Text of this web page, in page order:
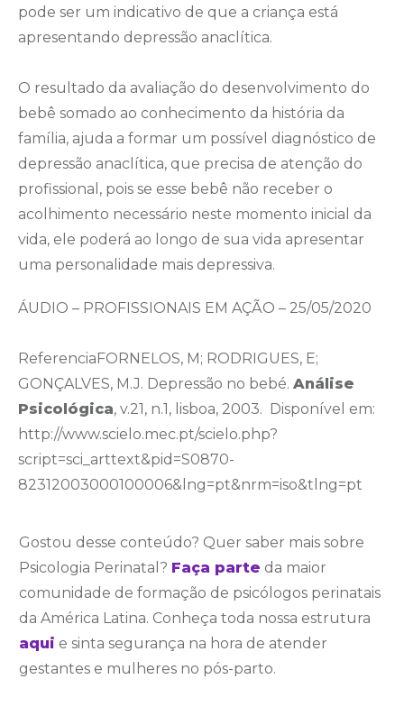
pode ser um indicativo de que a criança está
apresentando depressão anaclítica.
O resultado da avaliação do desenvolvimento do
bebê somado ao conhecimento da história da
família, ajuda a formar um possível diagnóstico de
depressão anaclítica, que precisa de atenção do
profissional, pois se esse bebê não receber o
acolhimento necessário neste momento inicial da
vida, ele poderá ao longo de sua vida apresentar
uma personalidade mais depressiva.
ÁUDIO – PROFISSIONAIS EM AÇÃO – 25/05/2020
ReferenciaFORNELOS, M; RODRIGUES, E;
GONÇALVES, M.J. Depressão no bebé. Análise
Psicológica, v.21, n.1, lisboa, 2003. Disponível em:
http://www.scielo.mec.pt/scielo.php?
script=sci_arttext&pid=S0870-
82312003000100006&lng=pt&nrm=iso&tlng=pt
Gostou desse conteúdo? Quer saber mais sobre
Psicologia Perinatal? Faça parte da maior
comunidade de formação de psicólogos perinatais
da América Latina. Conheça toda nossa estrutura
aqui e sinta segurança na hora de atender
gestantes e mulheres no pós-parto.